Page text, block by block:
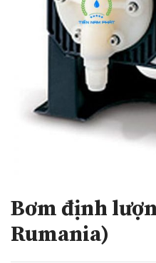
Bơm định
Rumania)